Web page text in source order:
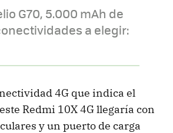
G70, 5.000 mAh de
a elegir:
4G que indica el
Redmi 10X 4G llegaría con
y un puerto de carga